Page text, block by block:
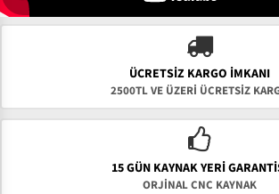
ÜCRETSIZ KARGO İMKANI
2500TL VE ÜZERİ ÜCRETSİZ
15 GÜN KAYNAK YERI
ORJİNAL CNC KAYNAK